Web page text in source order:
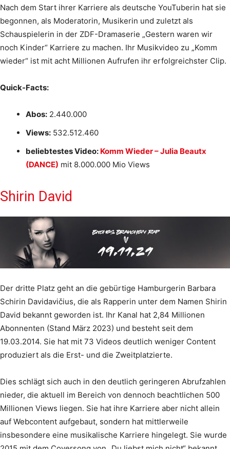
Nach dem Start ihrer Karriere als deutsche YouTuberin hat sie
begonnen, als Moderatorin, Musikerin und zuletzt als
Schauspielerin in der ZDF-Dramaserie „Gestern waren wir
noch Kinder“ Karriere zu machen. Ihr Musikvideo zu „Komm
wieder“ ist mit acht Millionen Aufrufen ihr erfolgreichster Clip.
Quick-Facts:
Abos: 2.440.000
Views: 532.512.460
beliebtestes Video: Komm Wieder – Julia Beautx
(DANCE) mit 8.000.000 Mio Views
Shirin David
Der dritte Platz geht an die gebürtige Hamburgerin Barbara
Schirin Davidavičius, die als Rapperin unter dem Namen Shirin
David bekannt geworden ist. Ihr Kanal hat 2,84 Millionen
Abonnenten (Stand März 2023) und besteht seit dem
19.03.2014. Sie hat mit 73 Videos deutlich weniger Content
produziert als die Erst- und die Zweitplatzierte.
Dies schlägt sich auch in den deutlich geringeren Abrufzahlen
nieder, die aktuell im Bereich von dennoch beachtlichen 500
Millionen Views liegen. Sie hat ihre Karriere aber nicht allein
auf Webcontent aufgebaut, sondern hat mittlerweile
insbesondere eine musikalische Karriere hingelegt. Sie wurde